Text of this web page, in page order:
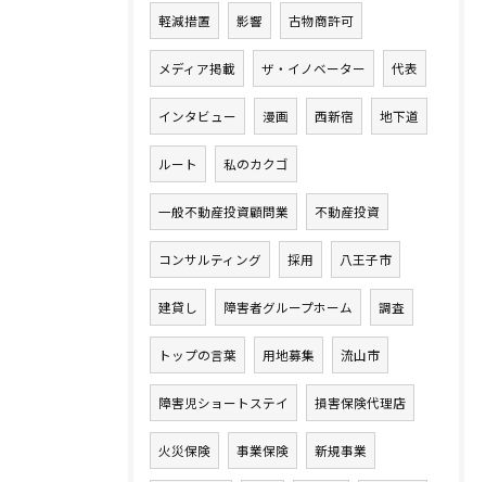
軽減措置 影響 古物商許可
メディア掲載 ザ・イノベーター 代表
インタビュー 漫画 西新宿 地下道
ルート 私のカクゴ
一般不動産投資顧問業 不動産投資
コンサルティング 採用 八王子市
建貸し 障害者グループホーム 調査
トップの言葉 用地募集 流山市
障害児ショートステイ 損害保険代理店
火災保険 事業保険 新規事業